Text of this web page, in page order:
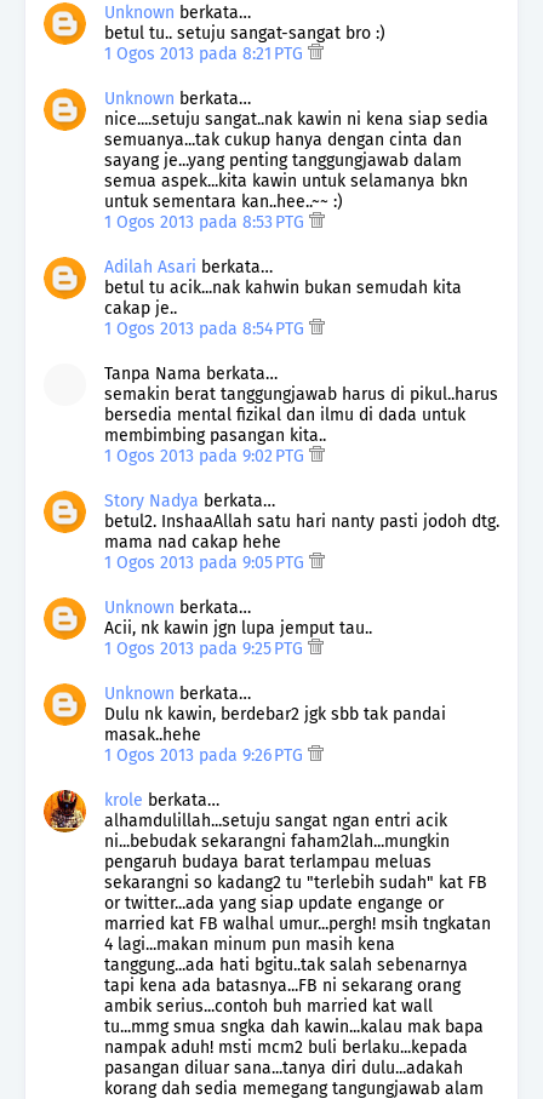
Unknown berkata…
betul tu.. setuju sangat-sangat bro :)
1 Ogos 2013 pada 8:21 PTG
Unknown berkata…
nice....setuju sangat..nak kawin ni kena siap sedia
semuanya...tak cukup hanya dengan cinta dan
sayang je...yang penting tanggungjawab dalam
semua aspek...kita kawin untuk selamanya bkn
untuk sementara kan..hee..~~ :)
1 Ogos 2013 pada 8:53 PTG
Adilah Asari berkata…
betul tu acik...nak kahwin bukan semudah kita
cakap je..
1 Ogos 2013 pada 8:54 PTG
Tanpa Nama berkata…
semakin berat tanggungjawab harus di pikul..harus
bersedia mental fizikal dan ilmu di dada untuk
membimbing pasangan kita..
1 Ogos 2013 pada 9:02 PTG
Story Nadya berkata…
betul2. InshaaAllah satu hari nanty pasti jodoh dtg.
mama nad cakap hehe
1 Ogos 2013 pada 9:05 PTG
Unknown berkata…
Acii, nk kawin jgn lupa jemput tau..
1 Ogos 2013 pada 9:25 PTG
Unknown berkata…
Dulu nk kawin, berdebar2 jgk sbb tak pandai
masak..hehe
1 Ogos 2013 pada 9:26 PTG
krole berkata…
alhamdulillah...setuju sangat ngan entri acik
ni...bebudak sekarangni faham2lah...mungkin
pengaruh budaya barat terlampau meluas
sekarangni so kadang2 tu "terlebih sudah" kat FB
or twitter...ada yang siap update engange or
married kat FB walhal umur...pergh! msih tngkatan
4 lagi...makan minum pun masih kena
tanggung...ada hati bgitu..tak salah sebenarnya
tapi kena ada batasnya...FB ni sekarang orang
ambik serius...contoh buh married kat wall
tu...mmg smua sngka dah kawin...kalau mak bapa
nampak aduh! msti mcm2 buli berlaku...kepada
pasangan diluar sana...tanya diri dulu...adakah
korang dah sedia memegang tangungjawab alam